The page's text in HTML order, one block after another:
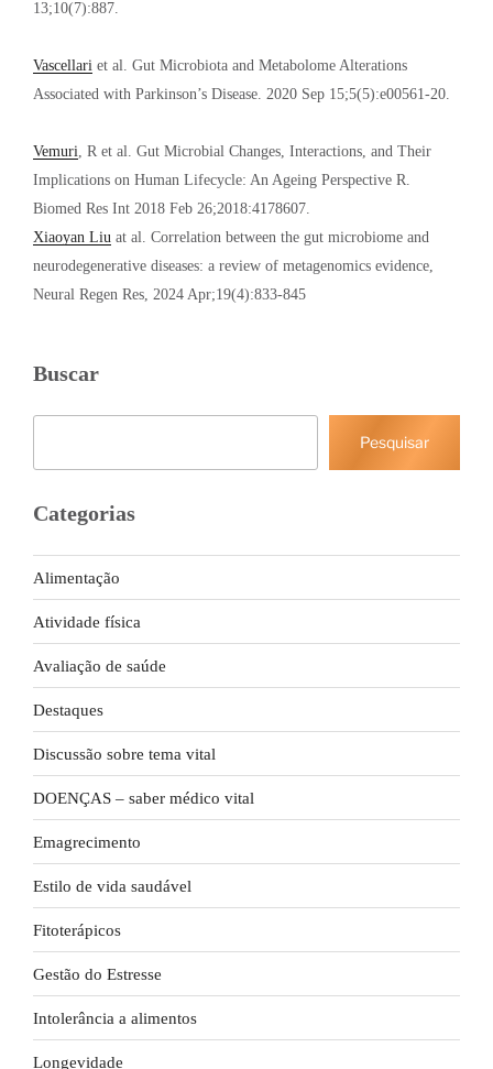
13;10(7):887.
Vascellari et al. Gut Microbiota and Metabolome Alterations
Associated with Parkinson’s Disease. 2020 Sep 15;5(5):e00561-20.
Vemuri , R et al. Gut Microbial Changes, Interactions, and Their
Implications on Human Lifecycle: An Ageing Perspective R.
Biomed Res Int 2018 Feb 26;2018:4178607.
Xiaoyan Liu at al. Correlation between the gut microbiome and
neurodegenerative diseases: a review of metagenomics evidence,
Neural Regen Res, 2024 Apr;19(4):833-845
Buscar
Pesquisar
Categorias
Alimentação
Atividade física
Avaliação de saúde
Destaques
Discussão sobre tema vital
DOENÇAS – saber médico vital
Emagrecimento
Estilo de vida saudável
Fitoterápicos
Gestão do Estresse
Intolerância a alimentos
Longevidade